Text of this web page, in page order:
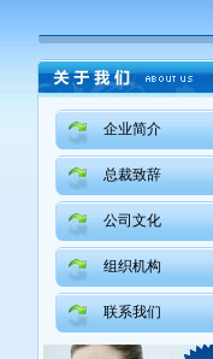
企业简介
总裁致辞
公司文化
组织机构
联系我们